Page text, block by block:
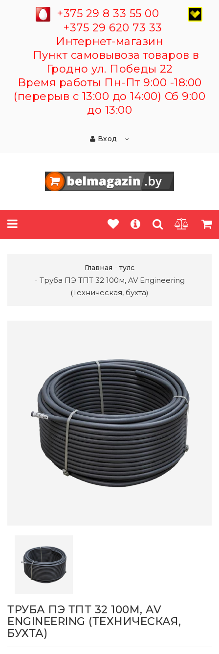
+375 29 8 33 55 00
+375 29 620 73 33
Интернет-магазин
Пункт самовывоза товаров в
Гродно ул. Победы 22
Время работы Пн-Пт 9:00 -18:00
(перерыв с 13:00 до 14:00) Сб 9:00
до 13:00
Вход
Главная тулс
Труба ПЭ ТПТ 32 100м, AV Engineering
(Техническая, бухта)
ТРУБА ПЭ ТПТ 32 100М, AV
ENGINEERING (ТЕХНИЧЕСКАЯ,
БУХТА)